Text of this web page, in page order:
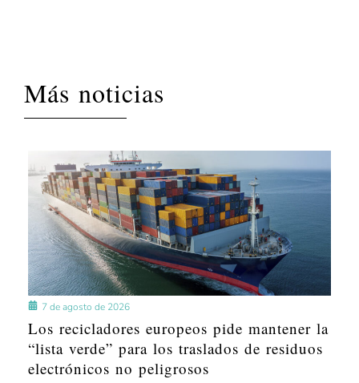
Más noticias
7 de agosto de 2026
Los recicladores europeos pide mantener la
“lista verde” para los traslados de residuos
electrónicos no peligrosos